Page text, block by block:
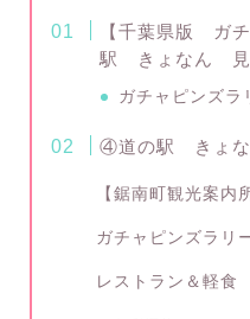
【千葉県版 ガ
駅 きょなん 見
ガチャピンズラ
④道の駅 きょな
【鋸南町観光案内
ガチャピンズラリ
レストラン＆軽食